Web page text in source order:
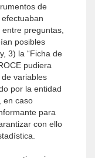
de
preguntas,
posibles
3) la “Ficha de
pudiera
variables
por la entidad
en caso
para
con ello